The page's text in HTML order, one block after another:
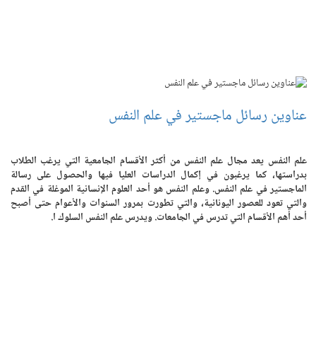
عناوين رسائل ماجستير في علم النفس
علم النفس يعد مجال علم النفس من أكثر الأقسام الجامعية التي يرغب الطلاب
بدراستها، كما يرغبون في إكمال الدراسات العليا فيها والحصول على رسالة
الماجستير في علم النفس. وعلم النفس هو أحد العلوم الإنسانية الموغلة في القدم
والتي تعود للعصور اليونانية، والتي تطورت بمرور السنوات والأعوام حتى أصبح
أحد أهم الأقسام التي تدرس في الجامعات. ويدرس علم النفس السلوك ا.